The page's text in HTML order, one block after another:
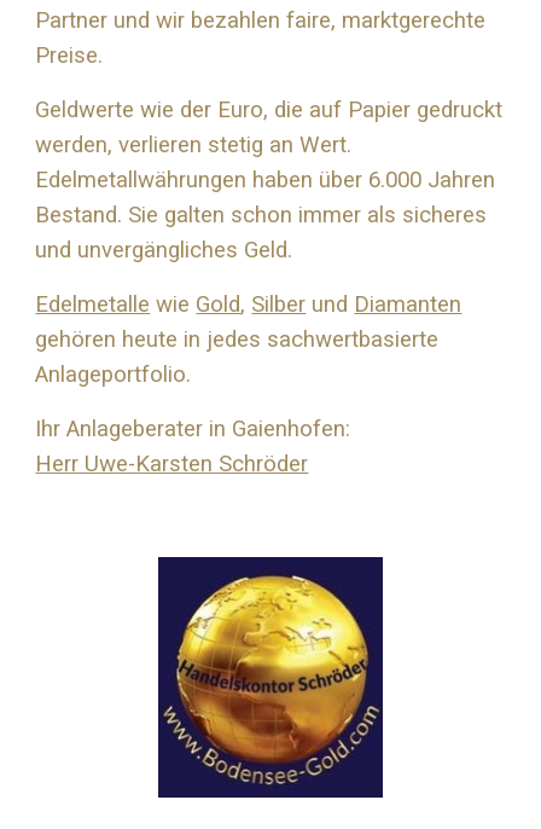
Partner und wir bezahlen faire, marktgerechte
Preise.
Geldwerte wie der Euro, die auf Papier gedruckt
werden, verlieren stetig an Wert.
Edelmetallwährungen haben über 6.000 Jahren
Bestand. Sie galten schon immer als sicheres
und unvergängliches Geld.
Edelmetalle wie Gold, Silber und Diamanten
gehören heute in jedes sachwertbasierte
Anlageportfolio.
Ihr Anlageberater in Gaienhofen:
Herr Uwe-Karsten Schröder